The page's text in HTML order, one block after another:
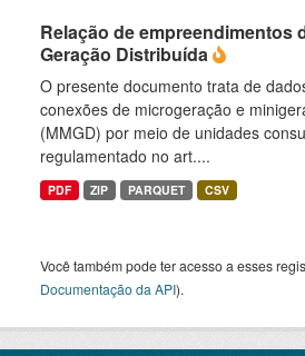
Relação de empreendimentos
Geração Distribuída
O presente documento trata de
conexões de microgeração e
(MMGD) por meio de unidades
regulamentado no art....
PDF ZIP PARQUET CSV
Você também pode ter acesso a esses
Documentação da API).